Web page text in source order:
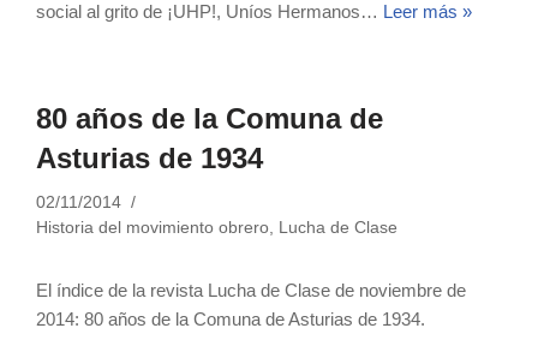
social al grito de ¡UHP!, Uníos Hermanos… Leer más »
80 años de la Comuna de
Asturias de 1934
02/11/2014
Historia del movimiento obrero, Lucha de Clase
El índice de la revista Lucha de Clase de noviembre de
2014: 80 años de la Comuna de Asturias de 1934.